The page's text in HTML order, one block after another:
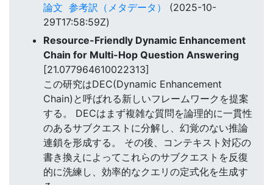
論文 参考訳（メタデータ）
(2025-10-
29T17:58:59Z)
Resource-Friendly Dynamic Enhancement
Chain for Multi-Hop Question Answering
[21.077964610022313]
この研究はDEC(Dynamic Enhancement
Chain)と呼ばれる新しいフレームワークを提案
する。 DECはまず複雑な質問を論理的に一貫性
のあるサブクエストに分解し、幻覚のない推論
連鎖を形成する。 その後、コンテキスト対応の
書き換えによってこれらのサブクエストを反復
的に洗練し、効率的なクエリの定式化を生成す